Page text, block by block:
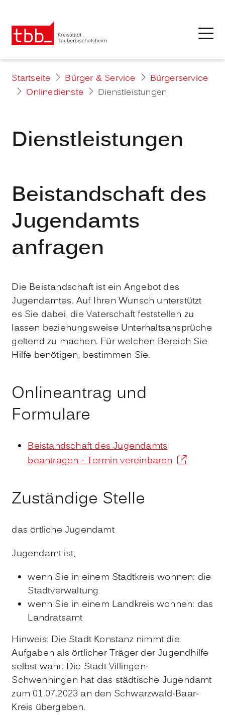
Startseite Bürger & Service
Bürgerservice
Onlinedienste
Dienstleistungen
Dienstleistungen
Beistandschaft des
Jugendamts
anfragen
Die Beistandschaft ist ein Angebot des
Jugendamtes. Auf Ihren Wunsch unterstützt
es Sie dabei, die Vaterschaft feststellen zu
lassen beziehungsweise Unterhaltsansprüche
geltend zu machen. Für welchen Bereich Sie
Hilfe benötigen, bestimmen Sie.
Onlineantrag und
Formulare
Beistandschaft des Jugendamts
beantragen - Termin vereinbaren
Zuständige Stelle
das örtliche Jugendamt
Jugendamt ist,
wenn Sie in einem Stadtkreis wohnen: die
Stadtverwaltung
wenn Sie in einem Landkreis wohnen: das
Landratsamt
Hinweis: Die Stadt Konstanz nimmt die
Aufgaben als örtlicher Träger der Jugendhilfe
selbst wahr. Die Stadt Villingen-
Schwenningen hat das städtische Jugendamt
zum 01.07.2023 an den Schwarzwald-Baar-
Kreis übergeben.